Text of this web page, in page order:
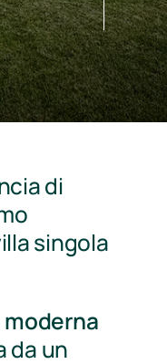
di
singola
moderna
da un